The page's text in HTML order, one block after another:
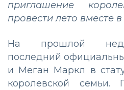
приглашение
провести лето вместе
На прошлой
последний
и Меган Маркл в
королевской семьи.